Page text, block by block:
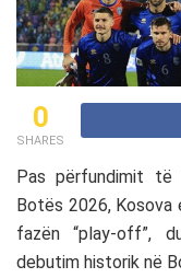
0
SHARES
Pas përfundimit të
Botës 2026, Kosova
fazën “play-off”,
debutim historik në